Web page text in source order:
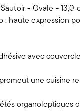
- Ovale - 13,0
: haute expression
avec
une cuisine
organoleptiques